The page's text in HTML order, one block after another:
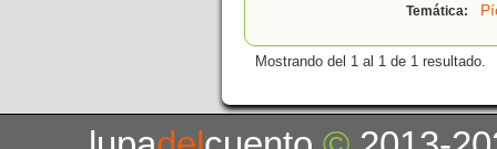
Temática:
Mostrando del 1 al 1 de 1 resultado.